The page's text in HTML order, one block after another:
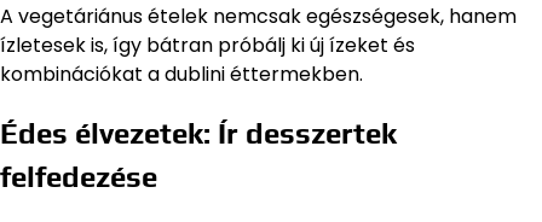
A vegetáriánus ételek nemcsak egészségesek, hanem
ízletesek is, így bátran próbálj ki új ízeket és
kombinációkat a dublini éttermekben.
Édes élvezetek: Ír desszertek
felfedezése